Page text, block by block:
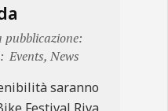
pubblicazione:
Events, News
saranno